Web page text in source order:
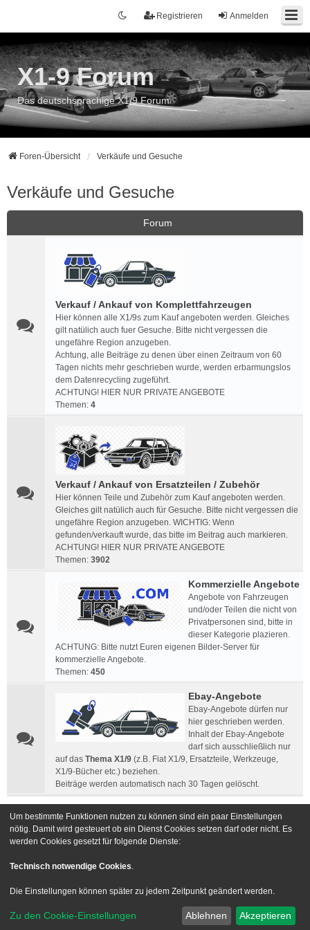
Anmelden
Registrieren
X1-9 Forum
Das deutschsprachige X1/9 Forum
Foren-Übersicht Verkäufe und Gesuche
Verkäufe und Gesuche
Forum
Verkauf / Ankauf von Komplettfahrzeugen
Hier können alle X1/9s zum Kauf angeboten werden. Gleiches
gilt natülich auch fuer Gesuche. Bitte nicht vergessen die
ungefähre Region anzugeben.
Achtung, alle Beiträge zu denen über einen Zeitraum von 60
Tagen nichts mehr geschrieben wurde, werden erbarmungslos
dem Datenrecycling zugeführt.
ACHTUNG! HIER NUR PRIVATE ANGEBOTE
Themen: 4
Verkauf / Ankauf von Ersatzteilen / Zubehör
Hier können Teile und Zubehör zum Kauf angeboten werden.
Gleiches gilt natülich auch für Gesuche. Bitte nicht vergessen die
ungefähre Region anzugeben. WICHTIG: Wenn
gefunden/verkauft wurde, das bitte im Beitrag auch markieren.
ACHTUNG! HIER NUR PRIVATE ANGEBOTE
Themen: 3902
Kommerzielle Angebote
Angebote von Fahrzeugen
und/oder Teilen die nicht von
Privatpersonen sind, bitte in
dieser Kategorie plazieren.
ACHTUNG: Bitte nutzt Euren eigenen Bilder-Server für
kommerzielle Angebote.
Themen: 450
Ebay-Angebote
Ebay-Angebote dürfen nur
hier geschrieben werden.
Inhalt der Ebay-Angebote
darf sich ausschließlich nur
auf das Thema X1/9 (z.B. Fiat X1/9, Ersatzteile, Werkzeuge,
X1/9-Bücher etc.) beziehen.
Beiträge werden automatisch nach 30 Tagen gelöscht.
Gehe zu
Foren-Übersicht Kontakt
Powered byphpBB® Forum Software © phpBB Limited
Style we_universal created byINVENTEA
nextgen
Um bestimmte Funktionen nutzen zu können sind ein paar Einstellungen
nötig. Damit wird gesteuert ob ein Dienst Cookies setzen darf oder nicht. Es
werden Cookies gesetzt für folgende Dienste:
Technisch notwendige Cookies.
Die Einstellungen können später zu jedem Zeitpunkt geändert werden.
Zu den Cookie-Einstellungen Ablehnen Akzeptieren